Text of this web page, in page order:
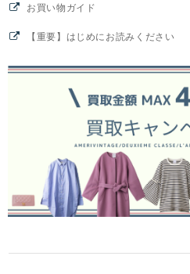
お買い物ガイド
【重要】はじめにお読みください